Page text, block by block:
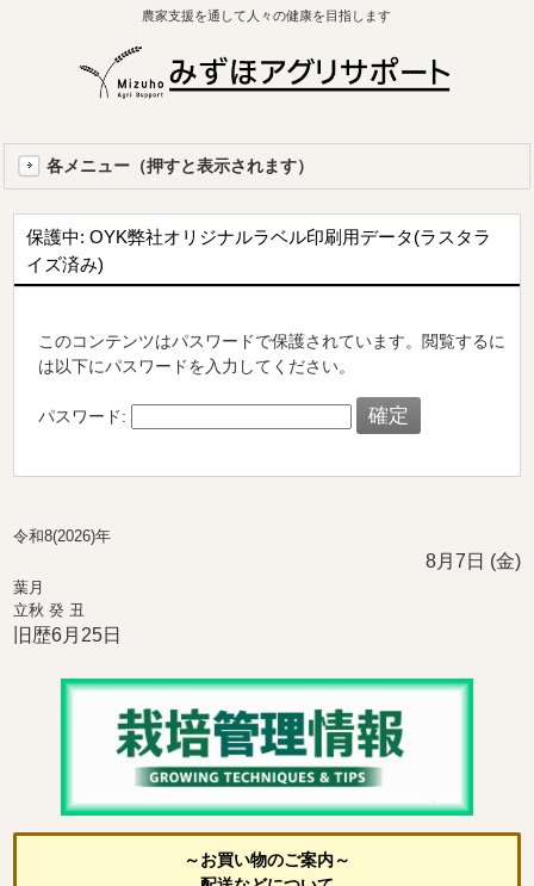
農家支援を通して人々の健康を目指します
各メニュー（押すと表示されます）
保護中: OYK弊社オリジナルラベル印刷用データ(ラスタラ
イズ済み)
このコンテンツはパスワードで保護されています。閲覧するに
は以下にパスワードを入力してください。
パスワード:
令和8(2026)年
8月7日 (金)
葉月
立秋 癸 丑
旧歴6月25日
～お買い物のご案内～